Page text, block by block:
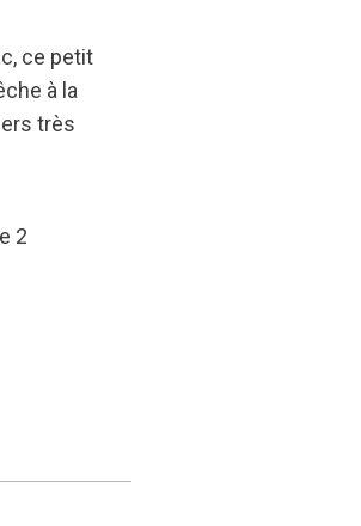
ce petit
à la
très
2